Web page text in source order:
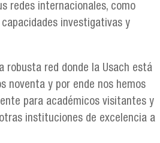
redes internacionales, como
investigativas y
robusta red donde la Usach está
noventa y por ende nos hemos
para académicos visitantes y
instituciones de excelencia a